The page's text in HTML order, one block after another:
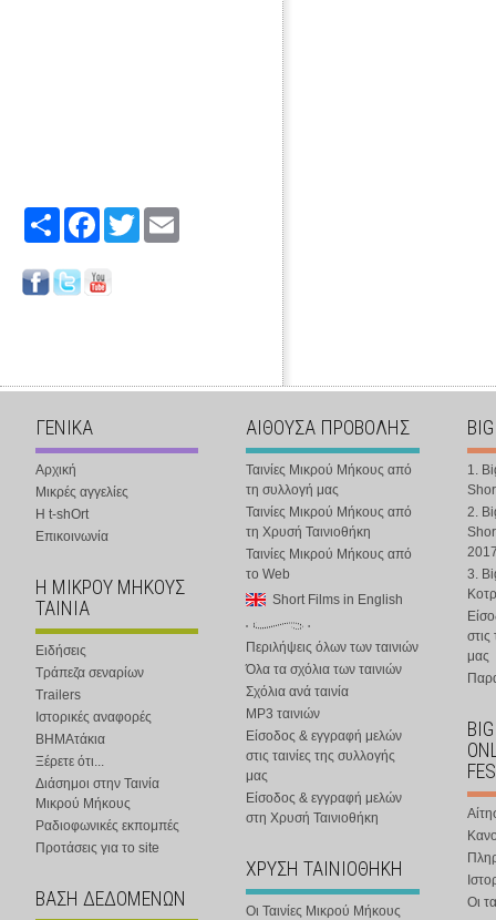
Share FacebookTwitter
ΓΕΝΙΚΑ
Αρχική
Μικρές αγγελίες
Η t-shOrt
Επικοινωνία
Η ΜΙΚΡΟΥ ΜΗΚΟΥΣ
ΤΑΙΝΙΑ
Ειδήσεις
Τράπεζα σεναρίων
Trailers
Ιστορικές αναφορές
ΒΗΜΑτάκια
Ξέρετε ότι...
Διάσημοι στην Ταινία
Μικρού Μήκους
Ραδιοφωνικές εκπομπές
Προτάσεις για το site
ΒΑΣΗ ΔΕΔΟΜΕΝΩΝ
ΑΙΘΟΥΣΑ ΠΡΟΒΟΛΗΣ
Ταινίες Μικρού Μήκους από
τη συλλογή μας
Ταινίες Μικρού Μήκους από
τη Χρυσή Ταινιοθήκη
Ταινίες Μικρού Μήκους από
το Web
Short Films in English
Περιλήψεις όλων των ταινιών
Όλα τα σχόλια των ταινιών
Σχόλια ανά ταινία
MP3 ταινιών
Είσοδος & εγγραφή μελών
στις ταινίες της συλλογής
μας
Είσοδος & εγγραφή μελών
στη Χρυσή Ταινιοθήκη
ΧΡΥΣΗ ΤΑΙΝΙΟΘΗΚΗ
Οι Ταινίες Μικρού Μήκους
1.
2.
3.
στις
μας
Οι